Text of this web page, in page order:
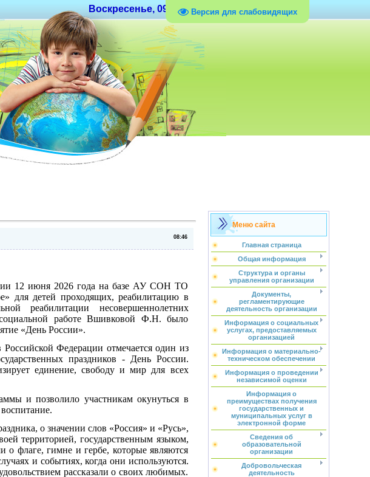
Версия для слабовидящих
Воскресенье, 09.08.2026, 19:37
08:46
12 июня 2026 года на базе АУ СОН ТО
для детей проходящих, реабилитацию в
реабилитации несовершеннолетних
работе Вшивковой Ф.Н. было
«День России».
Федерации отмечается один из
праздников - День России.
единение, свободу и мир для всех
позволило участникам окунуться в
о значении слов «Россия» и «Русь»,
территорией, государственным языком,
о флаге, гимне и гербе, которые являются
и событиях, когда они используются.
рассказали о своих любимых.
Меню сайта
Главная страница
Общая информация
Структура и органы
управления организации
Документы,
регламентирующие
деятельность организации
Информация о социальных
услугах, предоставляемых
организацией
Информация о материально-
техническом обеспечении
Информация о проведении
независимой оценки
Информация о
преимуществах получения
государственных и
муниципальных услуг в
электронной форме
Сведения об
образовательной
организации
Добровольческая
деятельность